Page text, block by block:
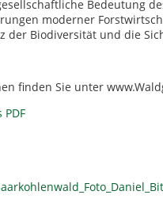
Bedeutung
moderner
der Biodiversität und die
finden Sie unter